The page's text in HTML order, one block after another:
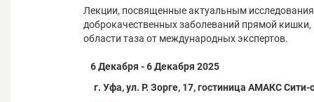
Лекции, посвященные актуальным
доброкачественных заболеваний прямой
области таза от международных экспертов.
6 Декабря - 6 Декабря 2025
г. Уфа, ул. Р. Зорге, 17, гостиница АМАКС Сити-